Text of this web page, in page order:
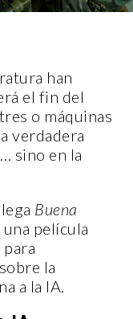
han
el fin del
o máquinas
verdadera
sino en la
Buena
una película
para
la
a la IA.